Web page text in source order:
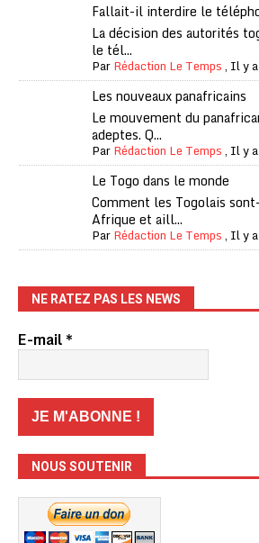
Fallait-il interdire le
La décision des autorités
le tél...
ParRédaction Le Temps, Il y
Les nouveaux panafricains
Le mouvement du
adeptes. Q...
ParRédaction Le Temps, Il y
Le Togo dans le monde
Comment les Togolais
Afrique et aill...
ParRédaction Le Temps, Il y
NE RATEZ PAS LES NEWS
E-mail*
NOUS SOUTENIR